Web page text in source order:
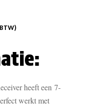
BTW)
heeft een 7-
werkt met